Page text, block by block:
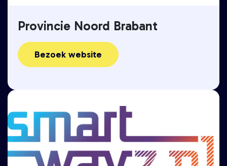
Provincie Noord Brabant
Bezoek website